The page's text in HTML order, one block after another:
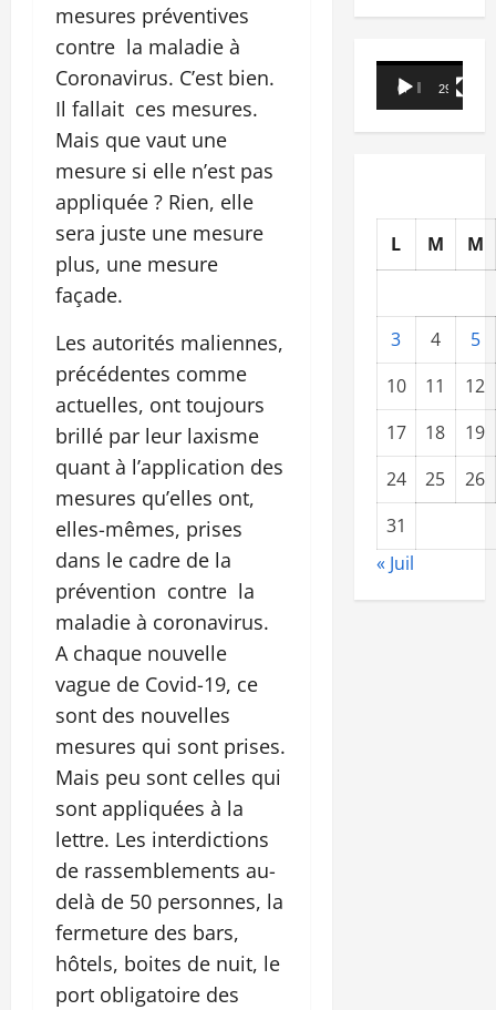
mesures préventives
contre la maladie à
Coronavirus. C’est bien.
Il fallait ces mesures.
Mais que vaut une
mesure si elle n’est pas
appliquée ? Rien, elle
sera juste une mesure
plus, une mesure
façade.
Les autorités maliennes,
précédentes comme
actuelles, ont toujours
brillé par leur laxisme
quant à l’application des
mesures qu’elles ont,
elles-mêmes, prises
dans le cadre de la
prévention contre la
maladie à coronavirus.
A chaque nouvelle
vague de Covid-19, ce
sont des nouvelles
mesures qui sont prises.
Mais peu sont celles qui
sont appliquées à la
lettre. Les interdictions
de rassemblements au-
delà de 50 personnes, la
fermeture des bars,
hôtels, boites de nuit, le
port obligatoire des
Lecteur
vidéo
00:00 29:21
L M M
3 4
5
10
11
12
17
18
19
24
25
26
31
« Juil